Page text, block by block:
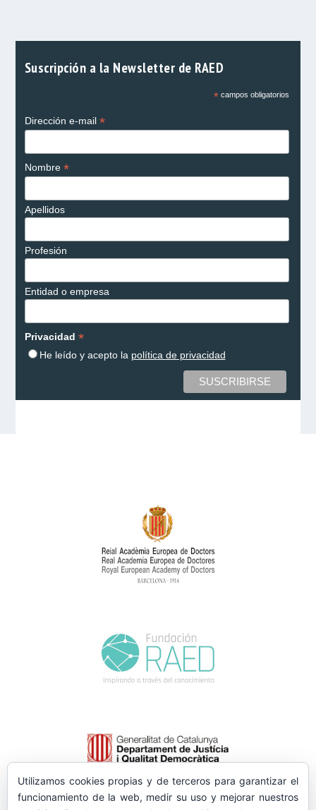
Suscripción a la Newsletter de RAED
*campos obligatorios
Dirección e-mail *
Nombre *
Apellidos
Profesión
Entidad o empresa
Privacidad *
He leído y acepto la política de privacidad
Utilizamos cookies propias y de terceros para garantizar el
funcionamiento de la web, medir su uso y mejorar nuestros